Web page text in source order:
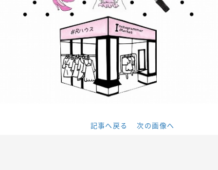
記事へ戻る 次の画像へ